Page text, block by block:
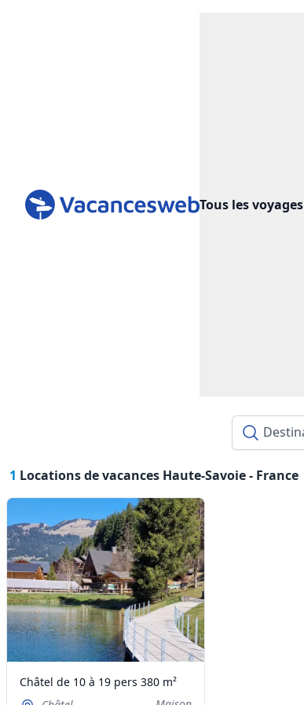
Tous les voyages
1 Locations de vacances Haute-Savoie - France
Châtel de 10 à 19 pers 380 m²